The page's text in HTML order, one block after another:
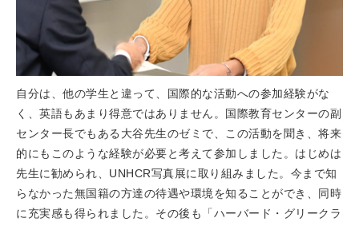
自分は、他の学生と違って、国際的な活動への参加経験がな
く、英語もあまり得意ではありません。国際教育センターの副
センター長でもある大谷先生のゼミで、この活動を聞き、将来
的にもこのような経験が必要と考えて参加しました。はじめは
先生に勧められ、UNHCR写真展に取り組みました。今まで知
らなかった無国籍の方達の待遇や環境を知ることができ、同時
に充実感も得られました。その後も「ハーバード・グリークラ